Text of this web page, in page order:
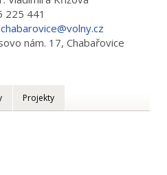
225 441
nám. 17, Chabařovice
Projekty